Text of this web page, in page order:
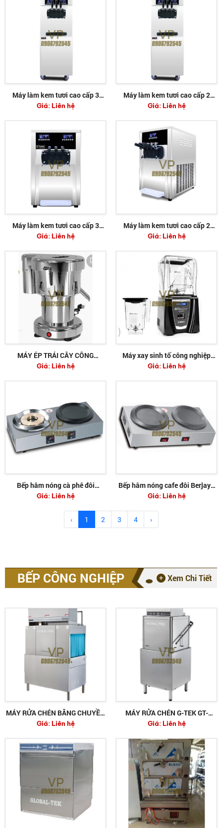
Máy làm kem tươi cao cấp 3
máy nén dạng đứng
Giá:Liên hệ
Máy làm kem tươi cao cấp 2
máy nén dạng đứng
Giá:Liên hệ
Máy làm kem tươi cao cấp 3
máy nén dạng bàn
Giá:Liên hệ
Máy làm kem tươi cao cấp 2
máy nén dạng bàn
Giá:Liên hệ
MÁY ÉP TRÁI CÂY CÔNG
NGHIỆP BẰNG INOX
Giá:Liên hệ
Máy xay sinh tố công nghiệp
Blendtec Connoisseur 825
Giá:Liên hệ
Bếp hâm nóng cà phê đôi
Berjaya BJY-CW2
Giá:Liên hệ
Bếp hâm nóng cafe đôi Berjaya
BJY-CW2W
Giá:Liên hệ
‹ 1 2 3 4 ›
BẾP CÔNG NGHIỆP Xem Chi Tiết
MÁY RỬA CHÉN BĂNG CHUYỀN
G-TEK GT-CR1
Giá:Liên hệ
MÁY RỬA CHÉN G-TEK GT-
D1M/TC/RB
Giá:Liên hệ